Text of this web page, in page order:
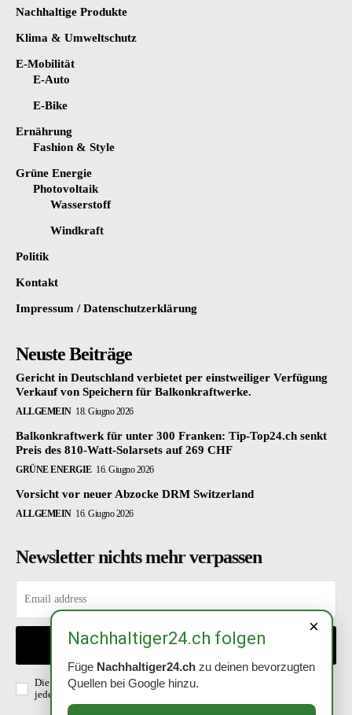
Nachhaltige Produkte
Klima & Umweltschutz
E-Mobilität
E-Auto
E-Bike
Ernährung
Fashion & Style
Grüne Energie
Photovoltaik
Wasserstoff
Windkraft
Politik
Kontakt
Impressum / Datenschutzerklärung
Neuste Beiträge
Gericht in Deutschland verbietet per einstweiliger Verfügung
Verkauf von Speichern für Balkonkraftwerke.
ALLGEMEIN 18. Giugno 2026
Balkonkraftwerk für unter 300 Franken: Tip-Top24.ch senkt
Preis des 810-Watt-Solarsets auf 269 CHF
GRÜNE ENERGIE 16. Giugno 2026
Vorsicht vor neuer Abzocke DRM Switzerland
ALLGEMEIN 16. Giugno 2026
Newsletter nichts mehr verpassen
EINTRAGEN
Die Richtlinien habe ich gelesen und akzeptiert. Abmeldung ist
jederzeit möglich.
×
Nachhaltiger24.ch folgen
Füge Nachhaltiger24.ch zu deinen bevorzugten
Quellen bei Google hinzu.